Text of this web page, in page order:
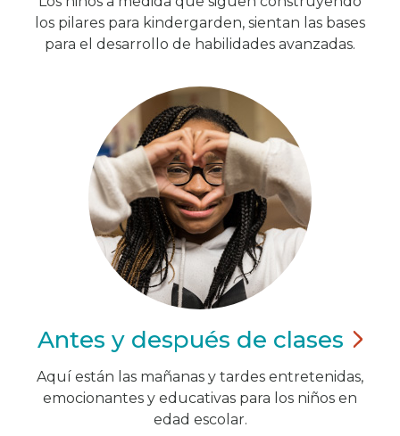
los pilares para kindergarden, sientan las bases
para el desarrollo de habilidades avanzadas.
Antes y después de clases
Aquí están las mañanas y tardes entretenidas,
emocionantes y educativas para los niños en
edad escolar.